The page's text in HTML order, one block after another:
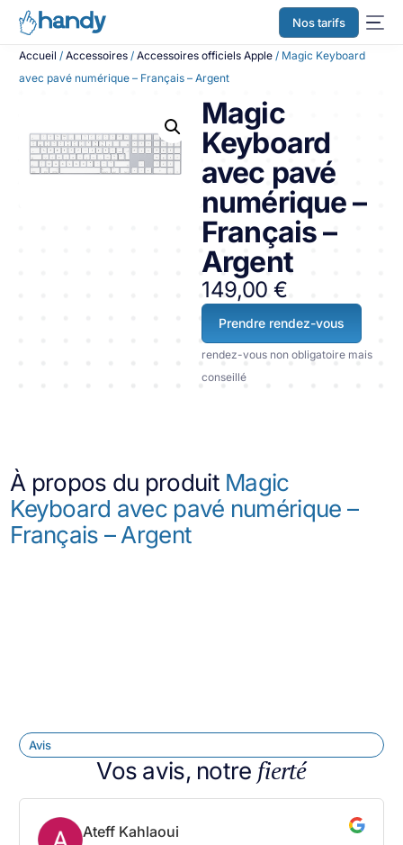
Nos tarifs
Accueil /Accessoires /Accessoires officiels Apple / Magic Keyboard
avec pavé numérique – Français – Argent
Magic
Keyboard
avec pavé
numérique –
Français –
Argent
149,00€
Prendre rendez-vous
rendez-vous non obligatoire mais
conseillé
À propos du produit Magic
Keyboard avec pavé numérique –
Français – Argent
Avis
Vos avis, notre fierté
Ateff Kahlaoui